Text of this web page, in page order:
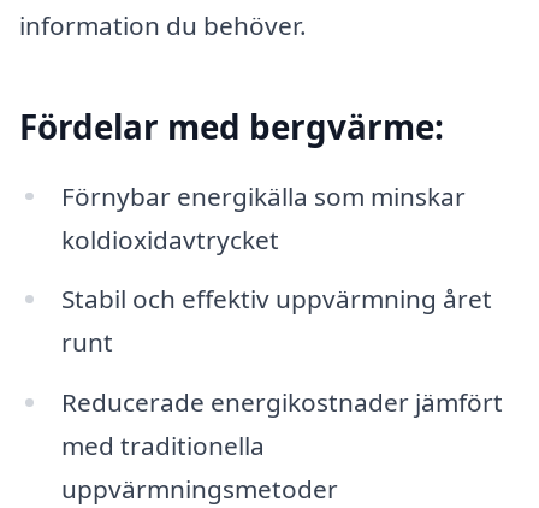
information du behöver.
Fördelar med bergvärme:
Förnybar energikälla som minskar
koldioxidavtrycket
Stabil och effektiv uppvärmning året
runt
Reducerade energikostnader jämfört
med traditionella
uppvärmningsmetoder